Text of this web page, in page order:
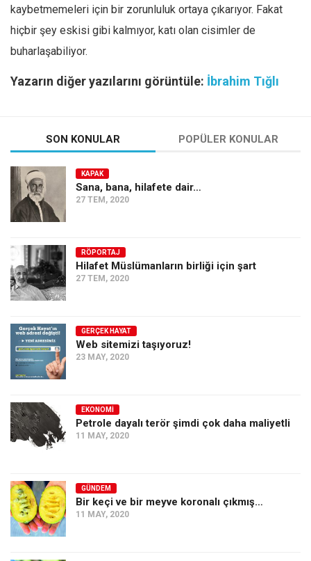
kaybetmemeleri için bir zorunluluk ortaya çıkarıyor. Fakat
hiçbir şey eskisi gibi kalmıyor, katı olan cisimler de
buharlaşabiliyor.
Yazarın diğer yazılarını görüntüle: İbrahim Tığlı
SON KONULAR POPÜLER KONULAR
KAPAK
Sana, bana, hilafete dair…
27 TEM, 2020
RÖPORTAJ
Hilafet Müslümanların birliği için şart
27 TEM, 2020
GERÇEK HAYAT
Web sitemizi taşıyoruz!
23 MAY, 2020
EKONOMI
Petrole dayalı terör şimdi çok daha maliyetli
11 MAY, 2020
GÜNDEM
Bir keçi ve bir meyve koronalı çıkmış…
11 MAY, 2020